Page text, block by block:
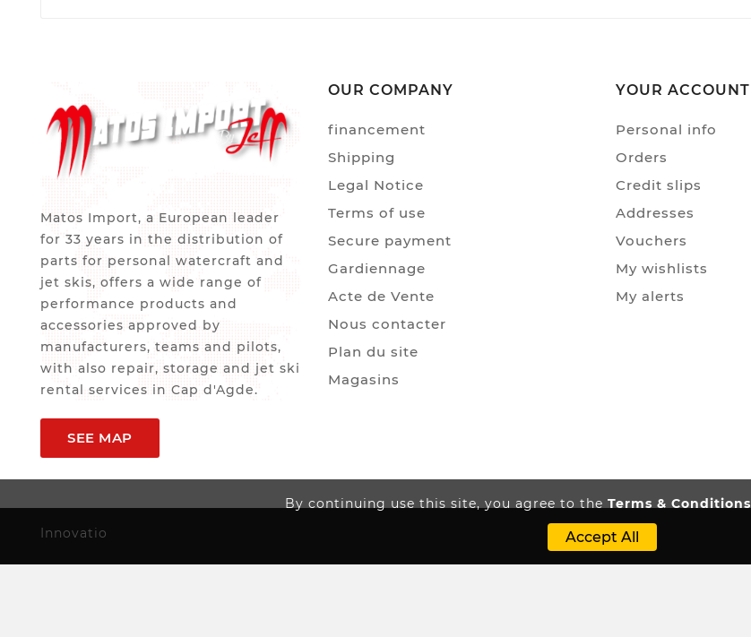
By continuing use this site, you agree to the Terms & Conditions
Accept All
Matos Import, a European leader
for 33 years in the distribution of
parts for personal watercraft and
jet skis, offers a wide range of
performance products and
accessories approved by
manufacturers, teams and pilots,
with also repair, storage and jet ski
rental services in Cap d'Agde.
SEE MAP
OUR COMPANY
financement
Shipping
Legal Notice
Terms of use
Secure payment
Gardiennage
Acte de Vente
Nous contacter
Plan du site
Magasins
YOUR ACCOUNT
Personal info
Orders
Credit slips
Addresses
Vouchers
My wishlists
My alerts
Innovatio